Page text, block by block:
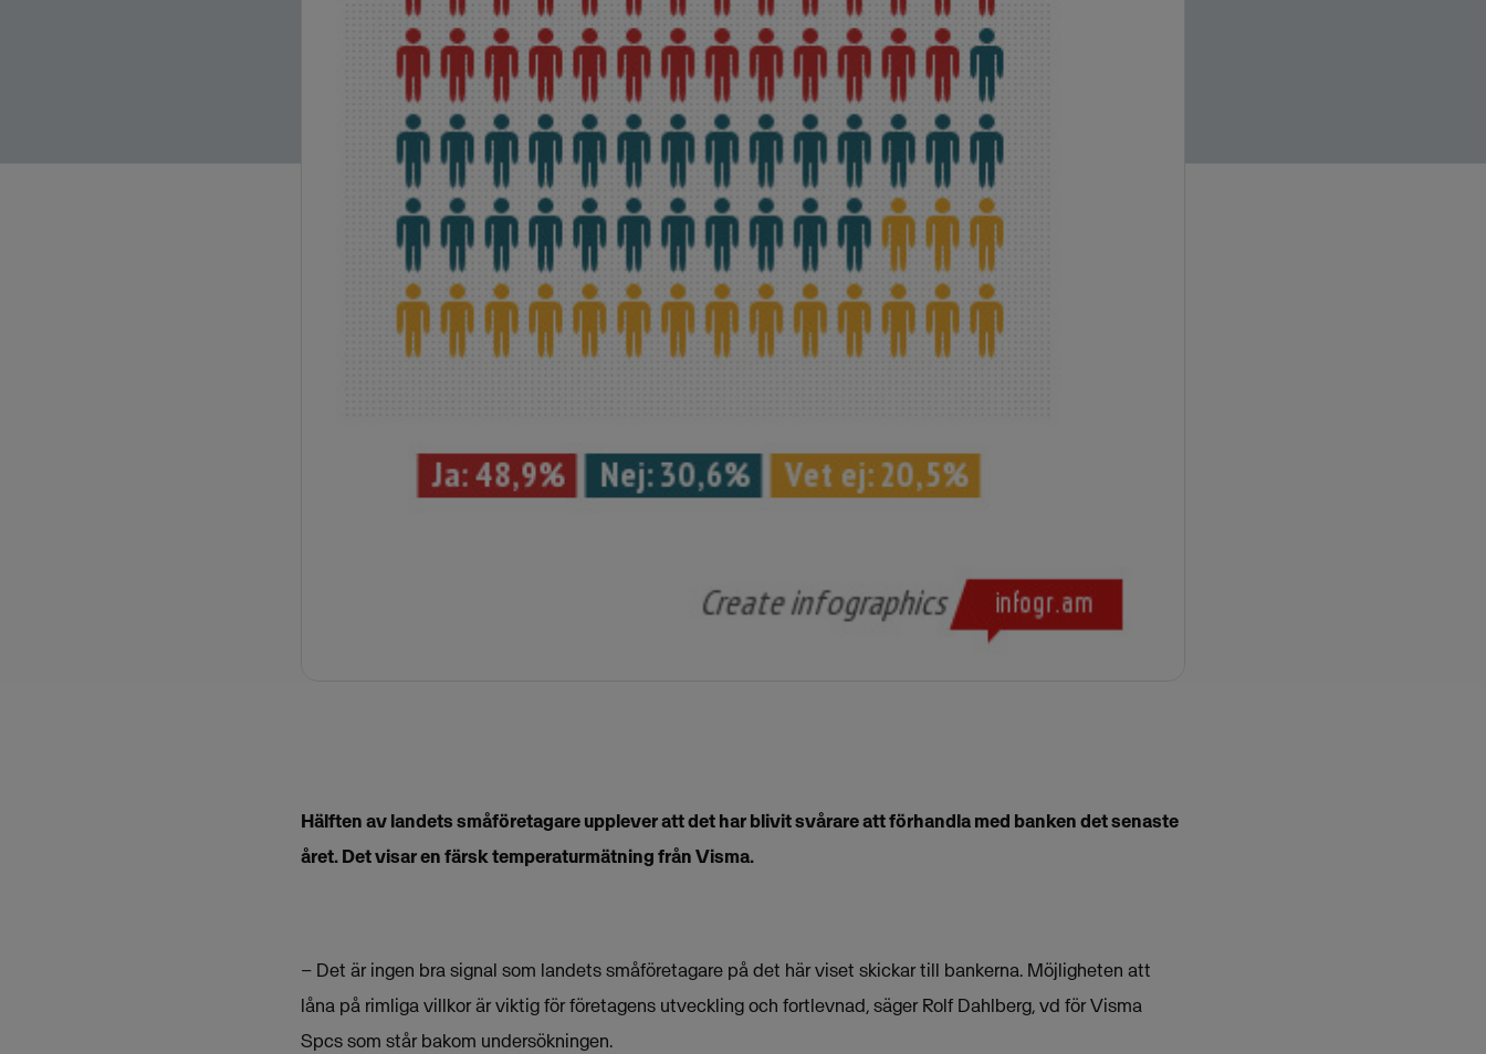
Hälften av landets småföretagare upplever att det har blivit svårare att förhandla med banken det senaste
året. Det visar en färsk temperaturmätning från Visma.
– Det är ingen bra signal som landets småföretagare på det här viset skickar till bankerna. Möjligheten att
låna på rimliga villkor är viktig för företagens utveckling och fortlevnad, säger Rolf Dahlberg, vd för Visma
Spcs som står bakom undersökningen.